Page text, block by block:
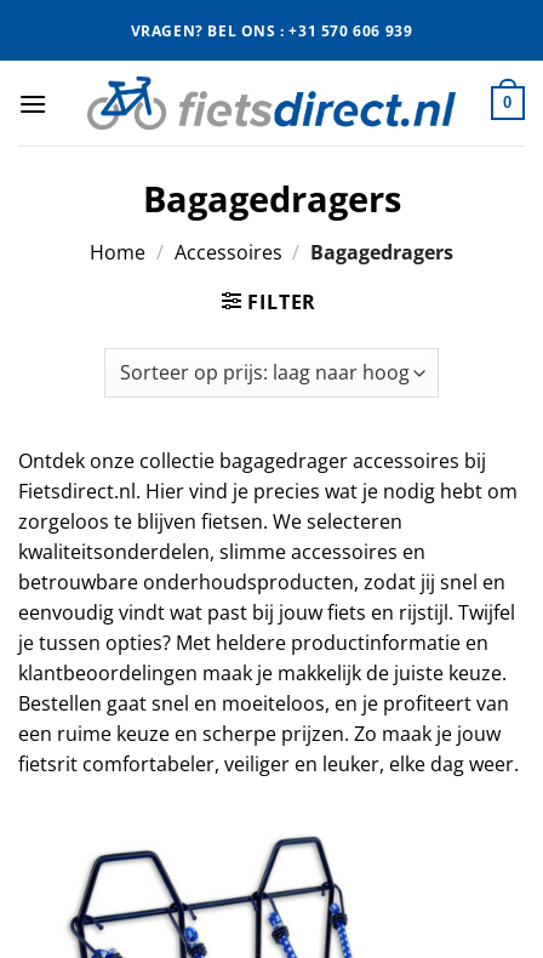
VRAGEN? BEL ONS : +31 570 606 939
0
Bagagedragers
Home / Accessoires / Bagagedragers
FILTER
Ontdek onze collectie bagagedrager accessoires bij
Fietsdirect.nl. Hier vind je precies wat je nodig hebt om
zorgeloos te blijven fietsen. We selecteren
kwaliteitsonderdelen, slimme accessoires en
betrouwbare onderhoudsproducten, zodat jij snel en
eenvoudig vindt wat past bij jouw fiets en rijstijl. Twijfel
je tussen opties? Met heldere productinformatie en
klantbeoordelingen maak je makkelijk de juiste keuze.
Bestellen gaat snel en moeiteloos, en je profiteert van
een ruime keuze en scherpe prijzen. Zo maak je jouw
fietsrit comfortabeler, veiliger en leuker, elke dag weer.